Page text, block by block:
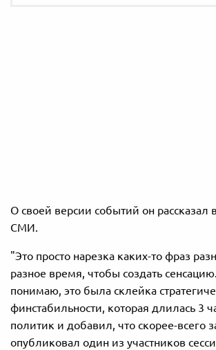
О своей версии событий он рассказал
СМИ.
"Это просто нарезка каких-то фраз
разное время, чтобы создать
понимаю, это была склейка
финстабильности, которая длилась 3
политик и добавил, что скорее-всего
опубликовал один из участников